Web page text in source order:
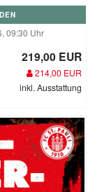
09:30 Uhr
219,00 EUR
214,00 EUR
inkl. Ausstattung